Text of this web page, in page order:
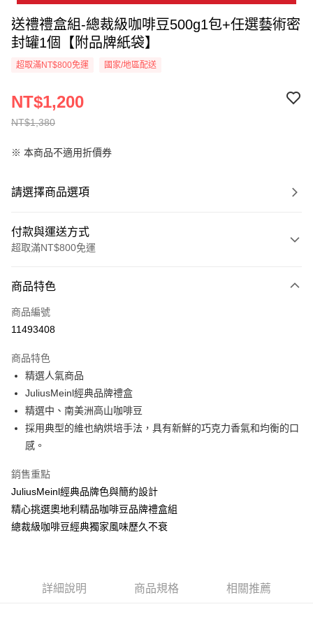
送禮禮盒組-總裁級咖啡豆500g1包+任選藝術密
封罐1個【附品牌紙袋】
超取滿NT$800免運 國家/地區配送
NT$1,380
NT$1,200
※ 本商品不適用折價券
請選擇商品選項
付款與運送方式
超取滿NT$800免運
信用卡一次付款
超商取貨付款
Apple Pay
街口支付
悠遊付
Google Pay
AFTEE先享後付
相關說明
【關於「AFTEE先享後付」】
AFTEE先享後付是「在收到商品之後才付款」的支付方式。 讓您購物簡單
便利好安心！
【「AFTEE先享後付」結帳流程】
商品特色
商品編號
11493408
商品特色
精選人氣商品
JuliusMeinl經典品牌禮盒
精選中、南美洲高山咖啡豆
採用典型的維也納烘培手法，具有新鮮的巧克力香氣和均衡的口
感。
銷售重點
JuliusMeinl經典品牌色與簡約設計
精心挑選奧地利精品咖啡豆品牌禮盒組
總裁級咖啡豆經典獨家風味歷久不衰
詳細說明 商品規格 相關推薦